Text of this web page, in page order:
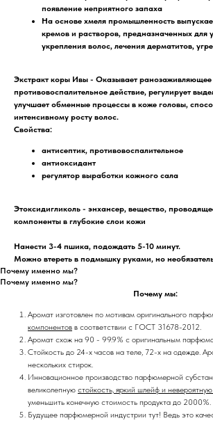
появление неприятного запаха
На основе хмеля промышленность
кремов и растворов, предназначенных для
укрепления волос, лечения дерматитов,
Экстракт коры Ивы - Оказывает ранозаживляющее
противовоспалительное действие, регулирует
улучшает обменные процессы в коже головы,
интенсивному росту волос.
Свойства:
антисептик, противовоспалительное
антиоксидант
регулятор выработки кожного сала
Этоксидигликоль - энхансер, вещество,
компоненты в глубокие слои кожи
Нанести 3-4 пшика, подождать 5-10 минут.
Можно втереть в подмышку руками, но
Почему именно мы?
Почему именно мы?
Почему мы:
Аромат изготовлен по мотивам оригинального
компонентов в соответствии с ГОСТ 31678-2012.
Аромат схож на 90 - 99.9% с оригинальным
Стойкость до 24-х часов на теле, 72-х на одежде.
нескольких стирок.
Инновационное производство парфюмерной
великолепную стойкость, яркий шлейф и
уменьшить конечную стоимость продукта до 2000%.
Будущее парфюмерной индустрии тут! Ведь это